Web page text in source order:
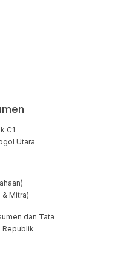
C1
Utara
Mitra)
dan Tata
Republik